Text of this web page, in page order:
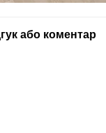
або коментар